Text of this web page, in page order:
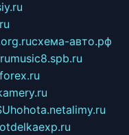
схема-авто.рф
music8.spb.ru
hohota.netalimy.ru
otdelkaexp.ru